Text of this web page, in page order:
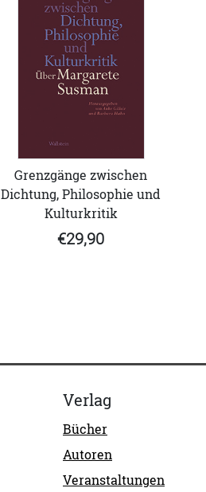
Grenzgänge zwischen
Dichtung, Philosophie und
Kulturkritik
€29,90
Verlag
Bücher
Autoren
Veranstaltungen